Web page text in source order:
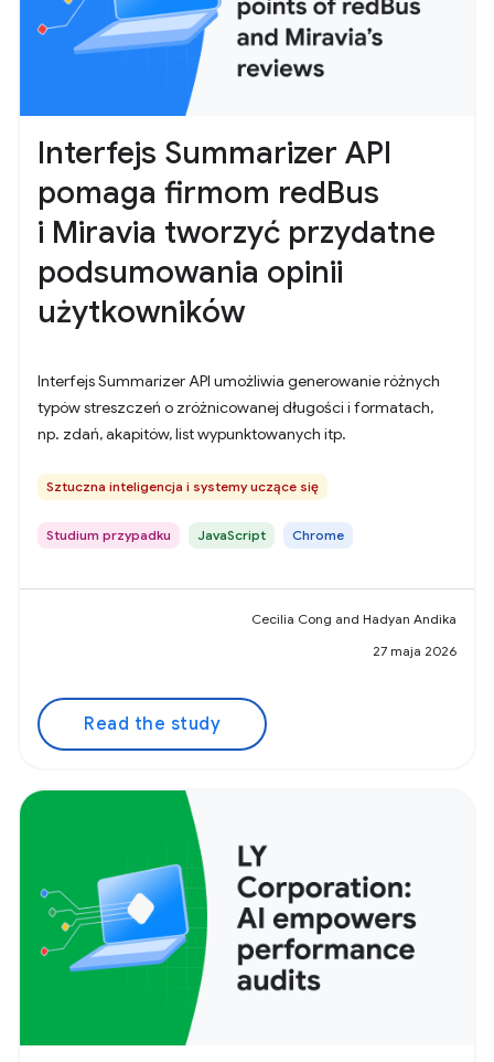
Interfejs Summarizer API
pomaga firmom redBus
i Miravia tworzyć przydatne
podsumowania opinii
użytkowników
Interfejs Summarizer API umożliwia generowanie różnych
typów streszczeń o zróżnicowanej długości i formatach,
np. zdań, akapitów, list wypunktowanych itp.
Sztuczna inteligencja i systemy uczące się
Studium przypadku JavaScript Chrome
Cecilia Cong and Hadyan Andika
27 maja 2026
Read the study